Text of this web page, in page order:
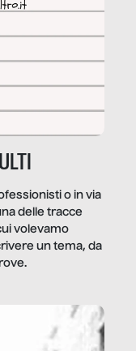
o in via
delle tracce
volevamo
un tema, da